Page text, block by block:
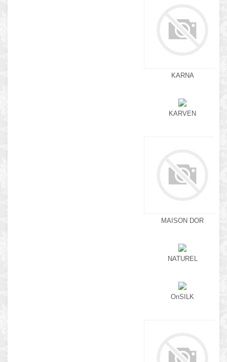
KARNA
KARVEN
MAISON DOR
NATUREL
OnSILK